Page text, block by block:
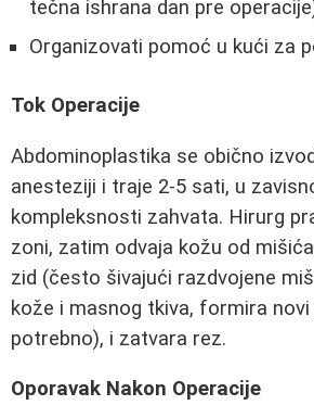
tečna ishrana dan pre
Organizovati pomoć u kući za
Tok Operacije
Abdominoplastika se obično
anesteziji i traje 2-5 sati, u
kompleksnosti zahvata. Hirurg
zoni, zatim odvaja kožu od
zid (često šivajući razdvojene
kože i masnog tkiva, formira novi
potrebno), i zatvara rez.
Oporavak Nakon Operacije